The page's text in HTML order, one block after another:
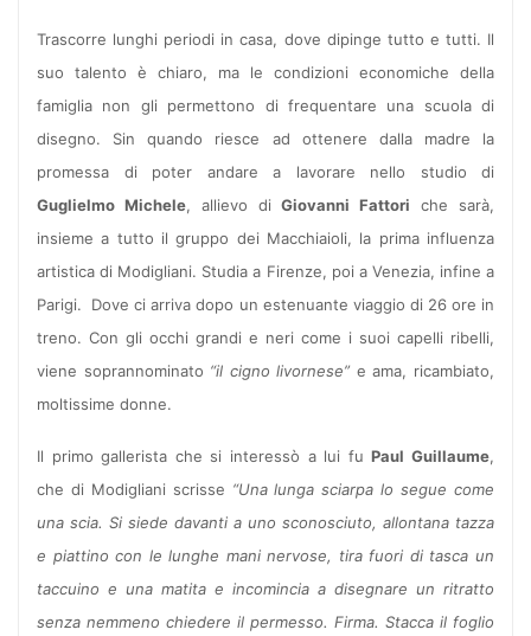
Trascorre lunghi periodi in casa, dove dipinge tutto e tutti. Il
suo talento è chiaro, ma le condizioni economiche della
famiglia non gli permettono di frequentare una scuola di
disegno. Sin quando riesce ad ottenere dalla madre la
promessa di poter andare a lavorare nello studio di
Guglielmo Michele, allievo diGiovanni Fattori che sarà,
insieme a tutto il gruppo dei Macchiaioli, la prima influenza
artistica di Modigliani. Studia a Firenze, poi a Venezia, infine a
Parigi.
Dove ci arriva dopo un estenuante viaggio di 26 ore in
treno. Con gli occhi grandi e neri come i suoi capelli ribelli,
viene soprannominato “il cigno livornese” e ama, ricambiato,
moltissime donne.
Il primo gallerista che si interessò a lui fuPaul Guillaume,
che di Modigliani scrisse “Una lunga sciarpa lo segue come
una scia. Si siede davanti a uno sconosciuto, allontana tazza
e piattino con le lunghe mani nervose, tira fuori di tasca un
taccuino e una matita e incomincia a disegnare un ritratto
senza nemmeno chiedere il permesso. Firma. Stacca il foglio